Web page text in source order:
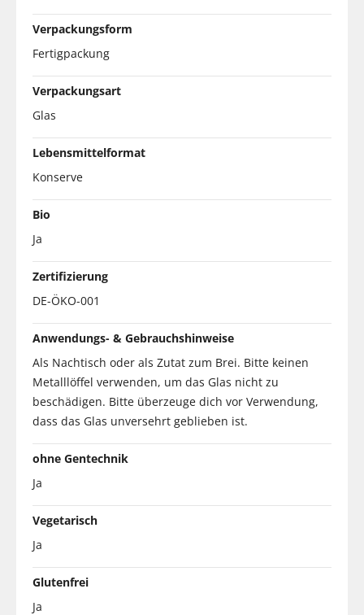
Verpackungsform
Fertigpackung
Verpackungsart
Glas
Lebensmittelformat
Konserve
Bio
Ja
Zertifizierung
DE-ÖKO-001
Anwendungs- & Gebrauchshinweise
Als Nachtisch oder als Zutat zum Brei. Bitte keinen
Metalllöffel verwenden, um das Glas nicht zu
beschädigen. Bitte überzeuge dich vor Verwendung,
dass das Glas unversehrt geblieben ist.
ohne Gentechnik
Ja
Vegetarisch
Ja
Glutenfrei
Ja